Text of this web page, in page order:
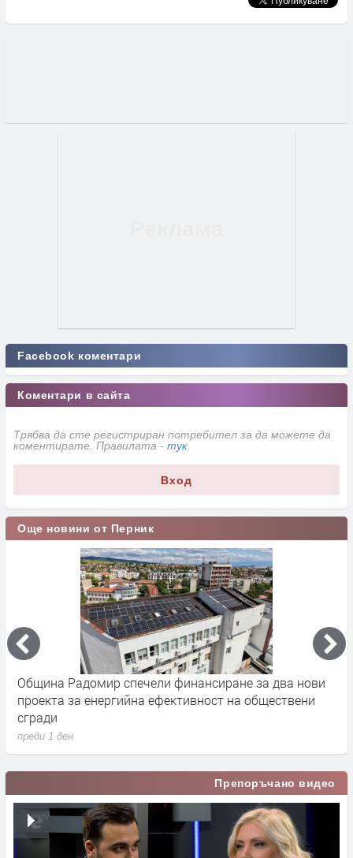
Facebook коментари
Коментари в сайта
Трябва да сте регистриран потребител за да можете да
коментирате. Правилата - тук
Вход
Още новини от Перник
Община Радомир спечели финансиране за два нови
проекта за енергийна ефективност на обществени
сгради
преди 1 ден
Препоръчано видео